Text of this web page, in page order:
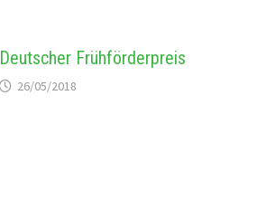
Deutscher Frühförderpreis
26/05/2018